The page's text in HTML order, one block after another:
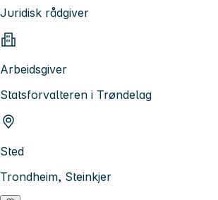
Juridisk rådgiver
Arbeidsgiver
Statsforvalteren i Trøndelag
Sted
Trondheim, Steinkjer